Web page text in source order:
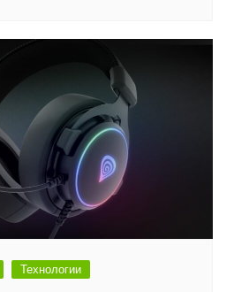
Технологии